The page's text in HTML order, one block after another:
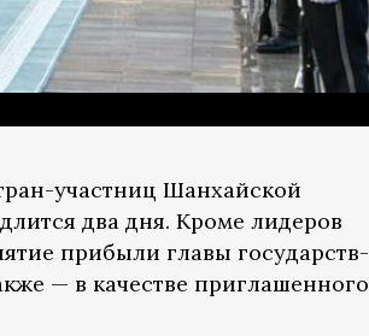
участниц Шанхайской
два дня. Кроме лидеров
прибыли главы государств-
— в качестве приглашенного